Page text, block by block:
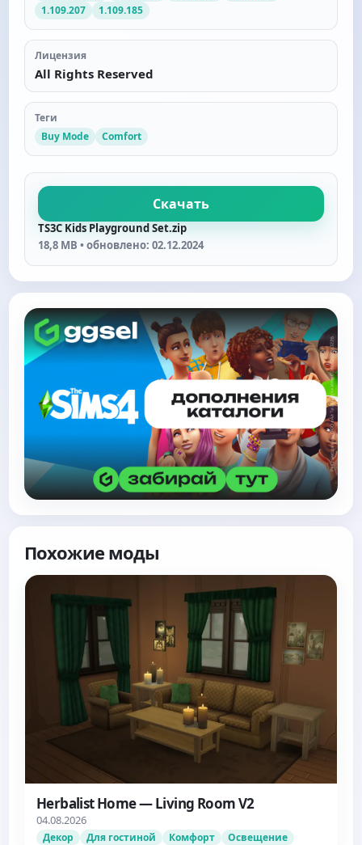
1.109.207
1.109.185
Лицензия
All Rights Reserved
Теги
Buy Mode
Comfort
Скачать
TS3C Kids Playground Set.zip
18,8 MB • обновлено: 02.12.2024
Похожие моды
Herbalist Home — Living Room V2
04.08.2026
Декор Для гостиной Комфорт Освещение